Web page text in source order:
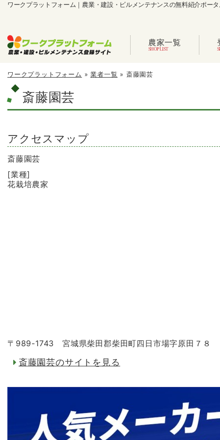
ワークプラットフォーム｜農業・建設・ビルメンテナンスの無料紹介ポー
農家一覧
ワークプラットフォーム »業者一覧 » 斎藤園芸
斎藤園芸
アクセスマップ
斎藤園芸
[業種]
花栽培農家
〒989-1743 宮城県柴田郡柴田町四日市場字原田７８
斎藤園芸のサイトを見る